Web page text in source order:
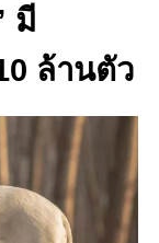
มี
ล้านตัว